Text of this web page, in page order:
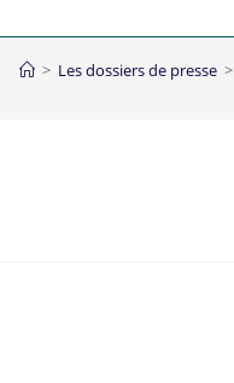
> Les dossiers de presse >